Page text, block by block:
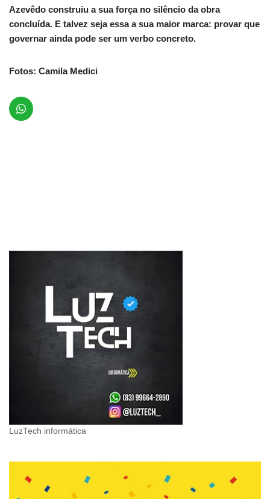
Azevêdo construiu a sua força no silêncio da obra
concluída. E talvez seja essa a sua maior marca: provar que
governar ainda pode ser um verbo concreto.
Fotos: Camila Medici
LuzTech informática